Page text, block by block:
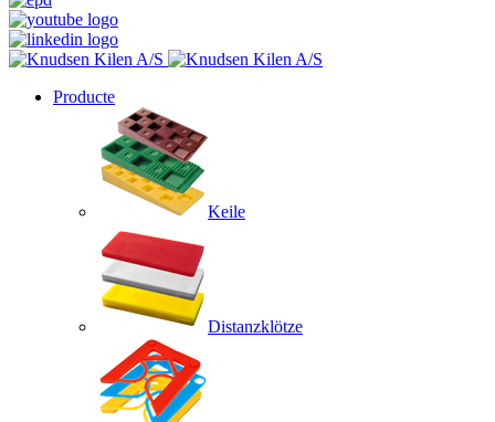
Producte
Keile
Distanzklötze